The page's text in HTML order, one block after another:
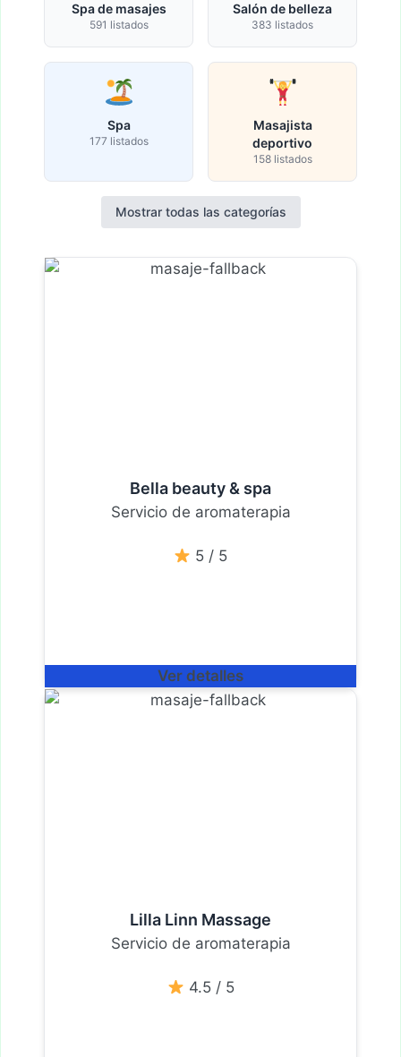
Spa de masajes
591 listados
Salón de belleza
383 listados
Spa
177 listados
Masajista
deportivo
158 listados
Mostrar todas las categorías
Bella beauty & spa
Servicio de aromaterapia
5 / 5
Ver detalles
Lilla Linn Massage
Servicio de aromaterapia
4.5 / 5